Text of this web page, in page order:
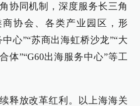
协同机制，深度服务长三角
协会、各类产业园区，形
心”“苏商出海虹桥沙龙”“大
体”“G60出海服务中心”等工
释放改革红利。以上海海关